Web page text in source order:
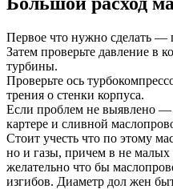
Первое что нужно сделать —
Затем проверьте давление в
турбины.
Проверьте ось
трения о стенки корпуса.
Если проблем не выявлено —
картере и сливной
Стоит учесть что по этому
но и газы, причем в не малых
желательно что бы
изгибов. Диаметр дол жен